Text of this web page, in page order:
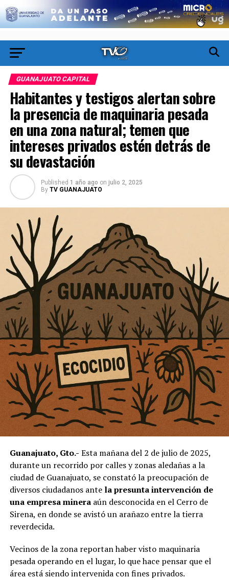
GUANAJUATO CAPITAL
Habitantes y testigos alertan sobre
la presencia de maquinaria pesada
en una zona natural; temen que
intereses privados estén detrás de
su devastación
Published 1 año ago on julio 2, 2025
By TV GUANAJUATO
Guanajuato, Gto.- Esta mañana del 2 de julio de 2025,
durante un recorrido por calles y zonas aledañas a la
ciudad de Guanajuato, se constató la preocupación de
diversos ciudadanos ante la presunta intervención de
una empresa mineraaún desconocida en el Cerro de
Sirena, en donde se avistó un arañazo entre la tierra
reverdecida.
Vecinos de la zona reportan haber visto maquinaria
pesada operando en el lugar, lo que hace pensar que el
área está siendo intervenida con fines privados.